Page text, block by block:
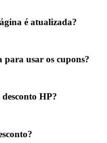
é atualizada?
para usar os cupons?
HP?